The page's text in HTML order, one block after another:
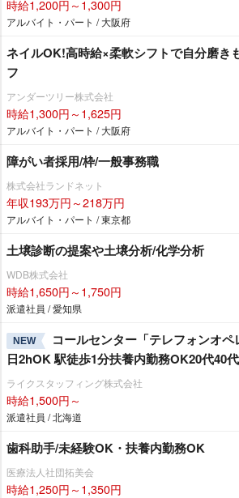
時給1,200円～1,300円
アルバイト・パート / 大阪府
ネイルOK!高時給×柔軟シフトで自分磨き
フ
アンダーツリー株式会社
時給1,300円～1,625円
アルバイト・パート / 大阪府
障がい者採用/枠/一般事務職
株式会社ランドネット
年収193万円～218万円
アルバイト・パート / 東京都
土壌診断の提案や土壌分析/化学分析
WDB株式会社
時給1,650円～1,750円
派遣社員 / 愛知県
NEW
コールセンター「テレフォンオペ
日2hOK 駅徒歩1分扶養内勤務OK20代40
ライクスタッフィング株式会社
時給1,500円～
派遣社員 / 北海道
歯科助手/未経験OK・扶養内勤務OK
医療法人社団拓美会
時給1,250円～1,350円